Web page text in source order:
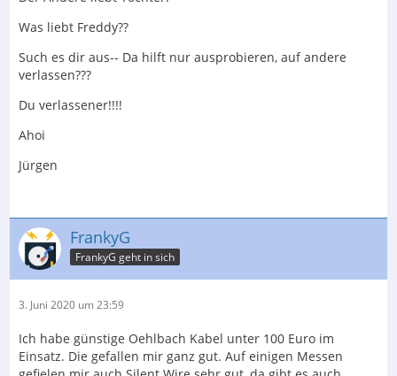
Was liebt Freddy??
Such es dir aus-- Da hilft nur ausprobieren, auf andere
verlassen???
Du verlassener!!!!
Ahoi
Jürgen
FrankyG
FrankyG geht in sich
3. Juni 2020 um 23:59
Ich habe günstige Oehlbach Kabel unter 100 Euro im
Einsatz. Die gefallen mir ganz gut. Auf einigen Messen